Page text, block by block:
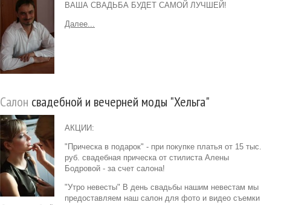
ВАША СВАДЬБА БУДЕТ САМОЙ ЛУЧШЕЙ!
Далее...
Салон свадебной и вечерней моды "Хельга"
АКЦИИ:
"Прическа в подарок" - при покупке платья от 15 тыс.
руб. свадебная прическа от стилиста Алены
Бодровой - за счет салона!
"Утро невесты" В день свадьбы нашим невестам мы
предоставляем наш салон для фото и видео съемки